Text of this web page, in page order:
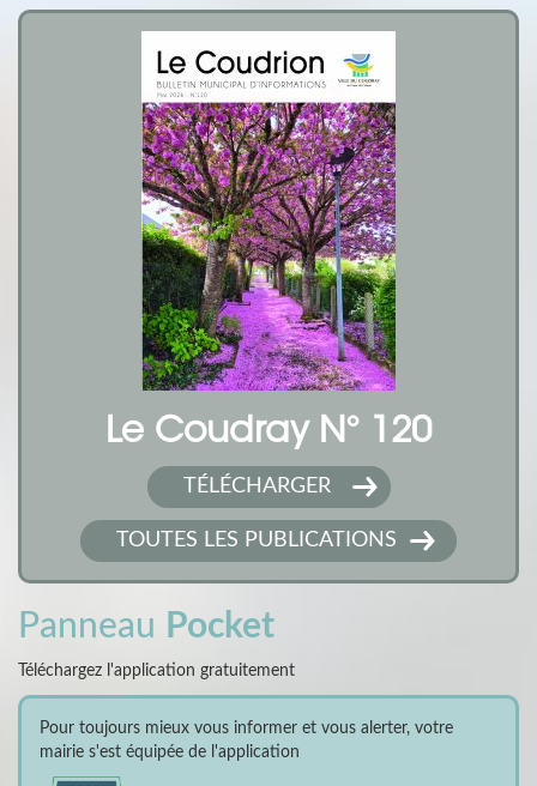
Le Coudray N° 120
TÉLÉCHARGER
TOUTES LES PUBLICATIONS
Panneau Pocket
Téléchargez l'application gratuitement
Pour toujours mieux vous informer et vous alerter, votre
mairie s'est équipée de l'application